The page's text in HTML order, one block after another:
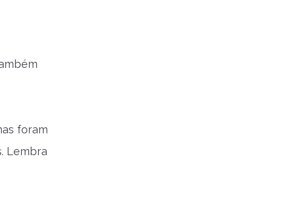
foram
Lembra